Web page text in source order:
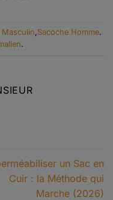
Masculin,Sacoche Homme.
.
un Sac en
Cuir : la Méthode qui
Marche (2026)